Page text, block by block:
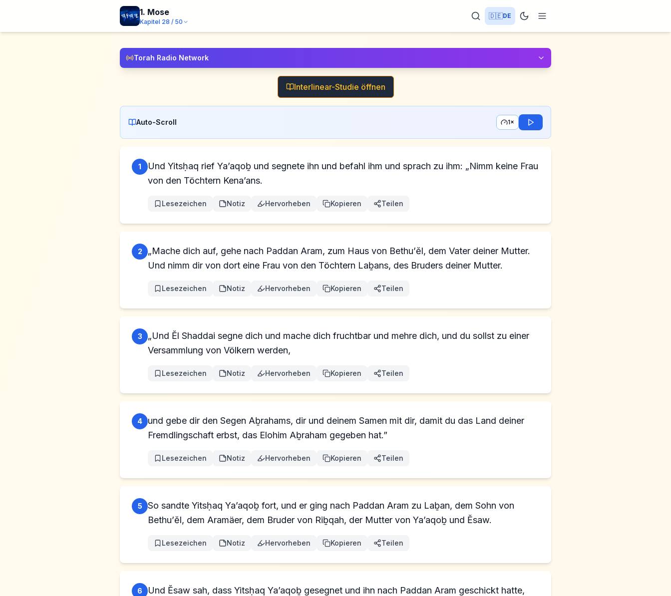
1. Mose
Kapitel 28 / 50
🇩🇪DE
Torah Radio Network
Interlinear-Studie öffnen
Auto-Scroll 1×
1
Und Yitsḥaq rief Ya’aqoḇ und segnete ihn und befahl ihm und sprach zu ihm: „Nimm keine Frau
von den Töchtern Kena’ans.
Lesezeichen Notiz Hervorheben Kopieren Teilen
2
„Mache dich auf, gehe nach Paddan Aram, zum Haus von Bethu’ĕl, dem Vater deiner Mutter.
Und nimm dir von dort eine Frau von den Töchtern Laḇans, des Bruders deiner Mutter.
Lesezeichen Notiz Hervorheben Kopieren Teilen
3
„Und Ĕl Shaddai segne dich und mache dich fruchtbar und mehre dich, und du sollst zu einer
Versammlung von Völkern werden,
Lesezeichen Notiz Hervorheben Kopieren Teilen
4
und gebe dir den Segen Aḇrahams, dir und deinem Samen mit dir, damit du das Land deiner
Fremdlingschaft erbst, das Elohim Aḇraham gegeben hat.”
Lesezeichen Notiz Hervorheben Kopieren Teilen
5
So sandte Yitsḥaq Ya’aqoḇ fort, und er ging nach Paddan Aram zu Laḇan, dem Sohn von
Bethu’ĕl, dem Aramäer, dem Bruder von Riḇqah, der Mutter von Ya’aqoḇ und Ĕsaw.
Lesezeichen Notiz Hervorheben Kopieren Teilen
6
Und Ĕsaw sah, dass Yitsḥaq Ya’aqoḇ gesegnet und ihn nach Paddan Aram geschickt hatte,